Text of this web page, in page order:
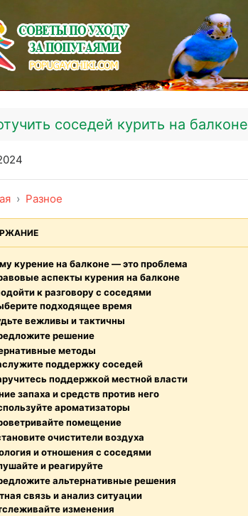
соседей курить на балконе
Разное
курение на балконе — это проблема
аспекты курения на балконе
к разговору с соседями
подходящее время
вежливы и тактичны
решение
методы
поддержку соседей
поддержкой местной власти
запаха и средств против него
ароматизаторы
помещение
очистители воздуха
и отношения с соседями
и реагируйте
альтернативные решения
связь и анализ ситуации
изменения